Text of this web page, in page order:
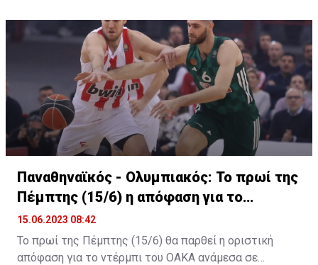
που προβλέπεται στο ισχύον συμβόλαιό του με την
Μπασκόνια. Μέχρι λοιπόν να καταλήξουν σε συμφωνία
(ή "γάμο" αν προτιμάτε) με έναν εκ των δύο, στη
Φενέρμπαχτσε δεν προτίθενται να προχωρήσουν τις
όποιες διαδικασίες με τον Νικ Καλάθη.
Παναθηναϊκός - Ολυμπιακός: Το πρωί της
Πέμπτης (15/6) η απόφαση για το
ντέρμπι
15.06.2023 08:42
Το πρωί της Πέμπτης (15/6) θα παρθεί η οριστική
απόφαση για το ντέρμπι του ΟΑΚΑ ανάμεσα σε